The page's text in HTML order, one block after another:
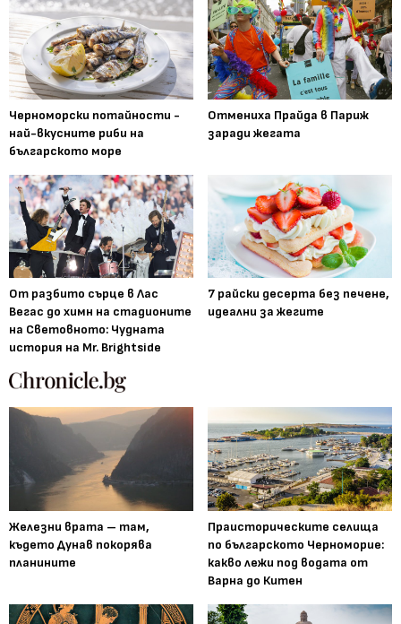
Черноморски потайности -
най-вкусните риби на
българското море
Отмениха Прайда в Париж
заради жегата
От разбито сърце в Лас
Вегас до химн на стадионите
на Световното: Чудната
история на Mr. Brightside
7 райски десерта без печене,
идеални за жегите
Железни врата – там,
където Дунав покорява
планините
Праисторическите селища
по българското Черноморие:
какво лежи под водата от
Варна до Китен